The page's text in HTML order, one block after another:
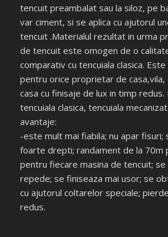
tencuit preambalat sau la siloz, pe
var ciment, si se aplica cu ajutorul
tencuit .Materialul rezultat in urma
de tencuit este omogen de o
comparativ cu tencuiala clasica.
pentru orice proprietar de
casa cu finisaje de lux in timp redus.
tencuiala clasica, tencuiala
avantaje:
-este mult mai fiabila; nu apar
foarte drepti; randament de la 70m
pentru fiecare masina de tencuit;
repede; se finiseaza mai usor; se
cu ajutorul coltarelor speciale;
redus.